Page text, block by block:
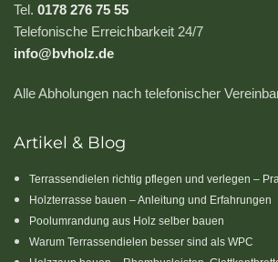
Tel. 0178 276 75 55
Telefonische Erreichbarkeit 24/7
info@bvholz.de
Alle Abholungen nach telefonischer
Artikel & Blog
Terrassendielen richtig pflegen und verlegen –
Holzterrasse bauen – Anleitung und Erfahrungen
Poolumrandung aus Holz selber bauen
Warum Terrassendielen besser sind als WPC